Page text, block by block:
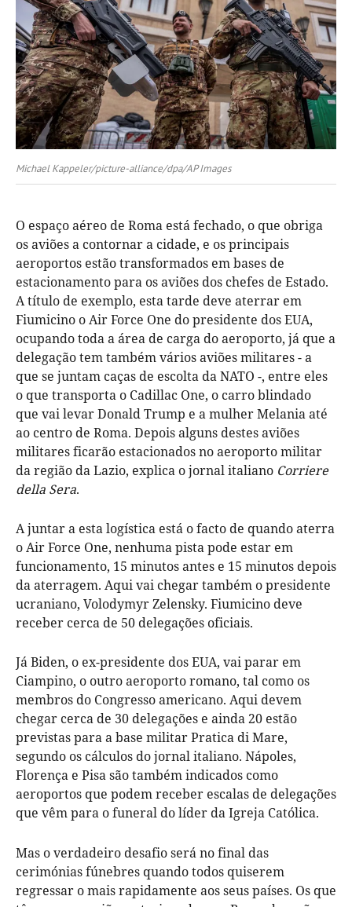
Michael Kappeler/picture-alliance/dpa/AP Images
O espaço aéreo de Roma está fechado, o que obriga
os aviões a contornar a cidade, e os principais
aeroportos estão transformados em bases de
estacionamento para os aviões dos chefes de Estado.
A título de exemplo, esta tarde deve aterrar em
Fiumicino o Air Force One do presidente dos EUA,
ocupando toda a área de carga do aeroporto, já que a
delegação tem também vários aviões militares - a
que se juntam caças de escolta da NATO -, entre eles
o que transporta o Cadillac One, o carro blindado
que vai levar Donald Trump e a mulher Melania até
ao centro de Roma. Depois alguns destes aviões
militares ficarão estacionados no aeroporto militar
da região da Lazio, explica o jornal italiano Corriere
della Sera.
A juntar a esta logística está o facto de quando aterra
o Air Force One, nenhuma pista pode estar em
funcionamento, 15 minutos antes e 15 minutos depois
da aterragem. Aqui vai chegar também o presidente
ucraniano, Volodymyr Zelensky. Fiumicino deve
receber cerca de 50 delegações oficiais.
Já Biden, o ex-presidente dos EUA, vai parar em
Ciampino, o outro aeroporto romano, tal como os
membros do Congresso americano. Aqui devem
chegar cerca de 30 delegações e ainda 20 estão
previstas para a base militar Pratica di Mare,
segundo os cálculos do jornal italiano. Nápoles,
Florença e Pisa são também indicados como
aeroportos que podem receber escalas de delegações
que vêm para o funeral do líder da Igreja Católica.
Mas o verdadeiro desafio será no final das
cerimónias fúnebres quando todos quiserem
regressar o mais rapidamente aos seus países. Os que